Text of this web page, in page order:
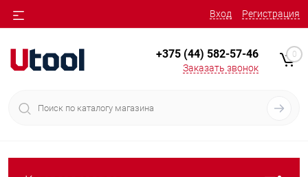
Вход Регистрация
+375 (44) 582-57-46
Заказать звонок
0